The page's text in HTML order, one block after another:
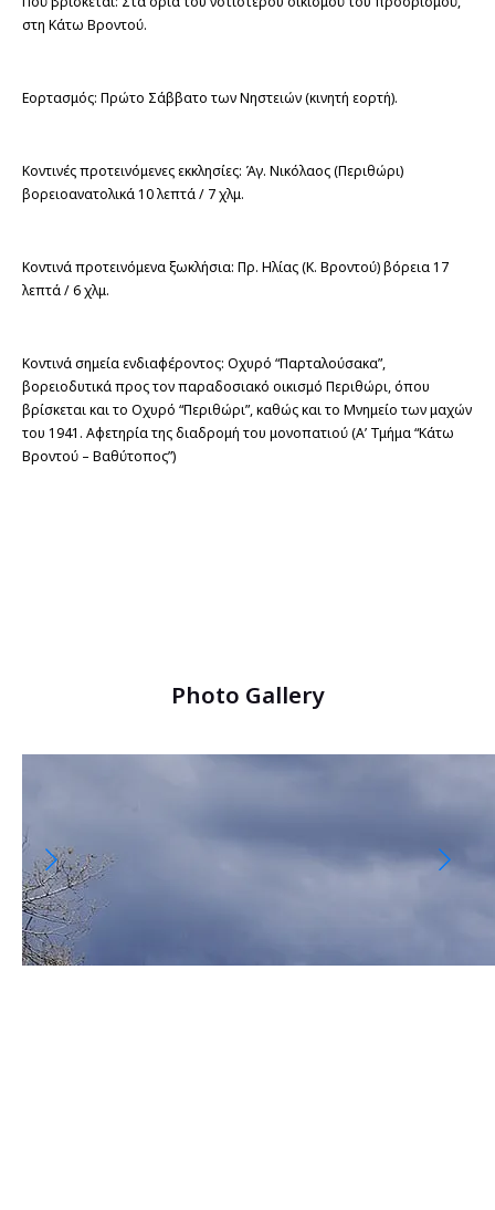
στη Κάτω Βροντού.
Εορτασμός: Πρώτο Σάββατο των Νηστειών (κινητή εορτή).
Κοντινές προτεινόμενες εκκλησίες: Άγ. Νικόλαος (Περιθώρι)
βορειοανατολικά 10 λεπτά / 7 χλμ.
Κοντινά προτεινόμενα ξωκλήσια: Πρ. Ηλίας (Κ. Βροντού) βόρεια 17
λεπτά / 6 χλμ.
Κοντινά σημεία ενδιαφέροντος: Οχυρό “Παρταλούσακα”,
βορειοδυτικά προς τον παραδοσιακό οικισμό Περιθώρι, όπου
βρίσκεται και το Οχυρό “Περιθώρι”, καθώς και το Μνημείο των μαχών
του 1941. Αφετηρία της διαδρομή του μονοπατιού (Α’ Τμήμα “Κάτω
Βροντού – Βαθύτοπος”)
Photo Gallery